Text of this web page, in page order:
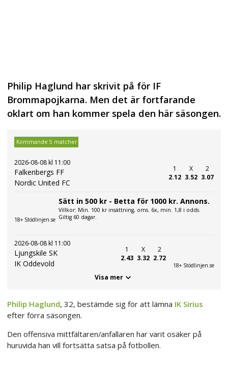
Philip Haglund har skrivit på för IF
Brommapojkarna. Men det är fortfarande
oklart om han kommer spela den här säsongen.
Kommande 5 matcher
2026-08-08 kl 11:00
Falkenbergs FF
Nordic United FC
1
2.12
X
3.52
2
3.07
18+ Stödlinjen.se
Sätt in 500 kr - Betta för 1000 kr. Annons.
Villkor: Min. 100 kr insättning, oms. 6x, min. 1,8 i odds.
Giltig 60 dagar.
2026-08-08 kl 11:00
Ljungskile SK
IK Oddevold
1
2.43
X
3.32
2
2.72
18+ Stödlinjen.se
Visa mer
Philip Haglund, 32, bestämde sig för att lämna IK Sirius
efter förra säsongen.
Den offensiva mittfältaren/anfallaren har varit osäker på
huruvida han vill fortsätta satsa på fotbollen.